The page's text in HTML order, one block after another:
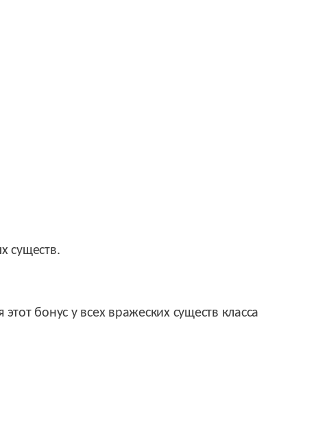
существ.
бонус у всех вражеских существ класса